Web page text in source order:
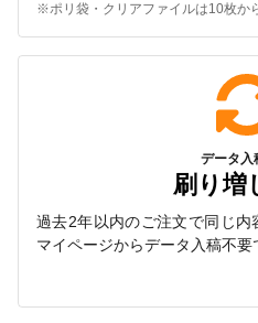
※ポリ袋・クリアファイルは10枚か
データ入
刷り増
過去2年以内のご注文で同じ内
マイページからデータ入稿不要